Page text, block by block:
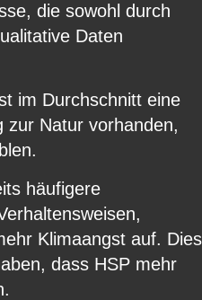
die sowohl durch
Daten
im Durchschnitt eine
zur Natur vorhanden,
häufigere
Klimaangst auf.
dass HSP mehr